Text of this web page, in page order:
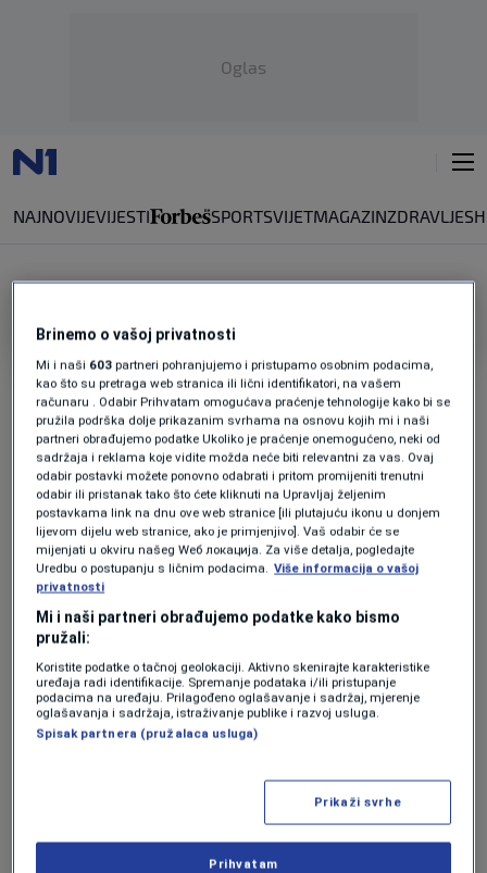
Oglas
NAJNOVIJEVIJESTI SPORTSVIJETMAGAZINZDRAVLJE
KOVANICE
DOBIT ĆE 10 POSTO
Blago iz BiH ili Srbije pronađeno u Češkoj,
planinari ga otkrili u aluminijskoj limenci u
šumi
VIJESTI| 14. apr.| 0
Francuska uništila milione euro kovanica
nakon upozorenja iz Europske komisije
SVIJET |12. jan.|
kako prepoznati lažnjake?
Brinemo o vašoj privatnosti
Mi i naši 603 partneri pohranjujemo i pristupamo osobnim podacima,
kao što su pretraga web stranica ili lični identifikatori, na vašem
računaru . Odabir Prihvatam omogućava praćenje tehnologije kako bi se
pružila podrška dolje prikazanim svrhama na osnovu kojih mi i naši
partneri obrađujemo podatke Ukoliko je praćenje onemogućeno, neki od
sadržaja i reklama koje vidite možda neće biti relevantni za vas. Ovaj
odabir postavki možete ponovno odabrati i pritom promijeniti trenutni
odabir ili pristanak tako što ćete kliknuti na Upravljaj željenim
postavkama link na dnu ove web stranice [ili plutajuću ikonu u donjem
lijevom dijelu web stranice, ako je primjenjivo]. Vaš odabir će se
mijenjati u okviru našeg Wеб локација. Za više detalja, pogledajte
Uredbu o postupanju s ličnim podacima. Više informacija o vašoj
privatnosti
Mi i naši partneri obrađujemo podatke kako bismo
pružali:
Koristite podatke o tačnoj geolokaciji. Aktivno skenirajte karakteristike
uređaja radi identifikacije. Spremanje podataka i/ili pristupanje
podacima na uređaju. Prilagođeno oglašavanje i sadržaj, mjerenje
oglašavanja i sadržaja, istraživanje publike i razvoj usluga.
Spisak partnera (pružalaca usluga)
Prikaži svrhe
Prihvatam